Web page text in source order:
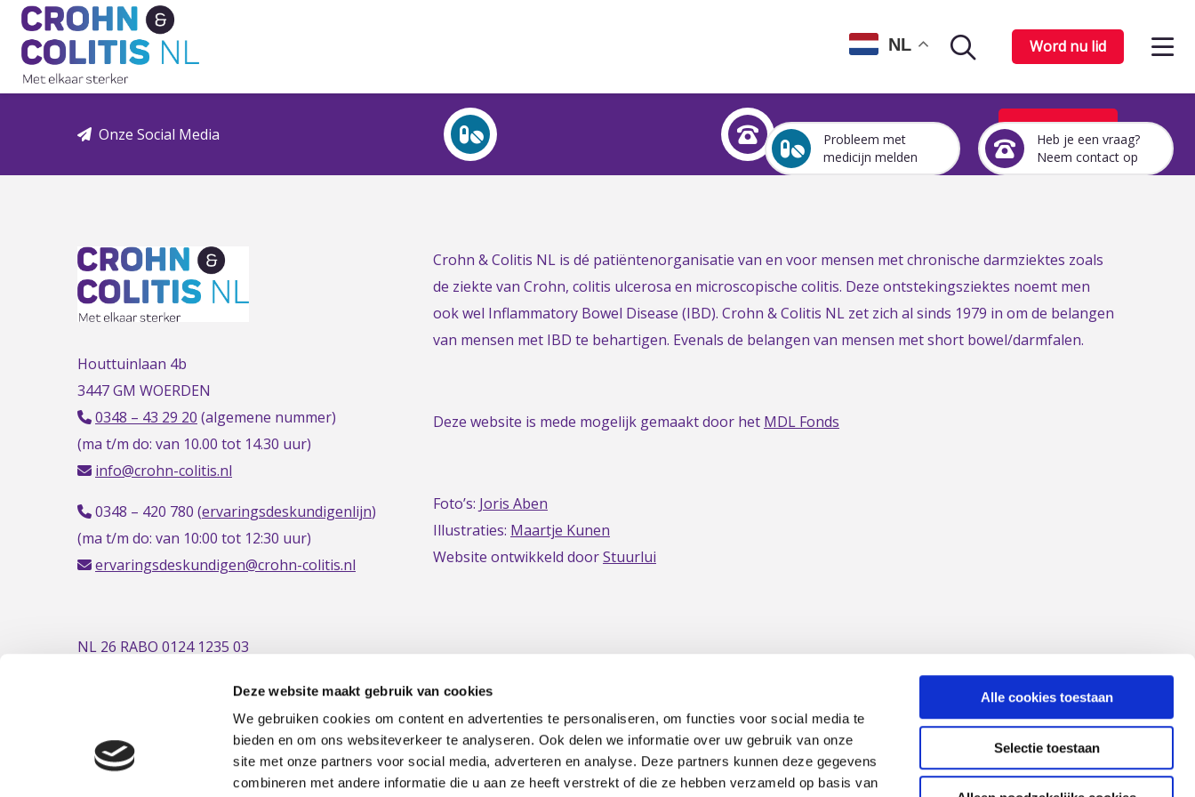
Deze website maakt gebruik van cookies
We gebruiken cookies om content en advertenties te personaliseren, om functies voor social media te
bieden en om ons websiteverkeer te analyseren. Ook delen we informatie over uw gebruik van onze
site met onze partners voor social media, adverteren en analyse. Deze partners kunnen deze gegevens
combineren met andere informatie die u aan ze heeft verstrekt of die ze hebben verzameld op basis van
Alle cookies toestaan
Selectie toestaan
Over Crohn en colitis (IBD)
Leven met
Voor professionals
Word nu lid
Zoekpagina
NL
Probleem met
medicijn melden
medicijn
Heb je een vraag?
Neem contact op
je
Onze Social Media Word nu lid
Link
homepage
Houttuinlaan 4b
3447 GM WOERDEN
0348 – 43 29 20 (algemene nummer)
(ma t/m do: van 10.00 tot 14.30 uur)
info@crohn-colitis.nl
0348 – 420 780 (ervaringsdeskundigenlijn)
(ma t/m do: van 10:00 tot 12:30 uur)
ervaringsdeskundigen@crohn-colitis.nl
NL 26 RABO 0124 1235 03
Crohn & Colitis NL is dé patiëntenorganisatie van en voor mensen met chronische darmziektes zoals
de ziekte van Crohn, colitis ulcerosa en microscopische colitis. Deze ontstekingsziektes noemt men
ook wel Inflammatory Bowel Disease (IBD). Crohn & Colitis NL zet zich al sinds 1979 in om de belangen
van mensen met IBD te behartigen. Evenals de belangen van mensen met short bowel/darmfalen.
Deze website is mede mogelijk gemaakt door het MDL Fonds
Foto’s: Joris Aben
Illustraties: Maartje Kunen
Website ontwikkeld doorStuurlui
Privacy|Disclaimer